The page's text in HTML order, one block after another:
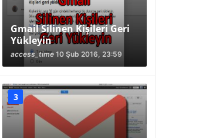
Gmail Silinen Kişileri Geri
Yükleyin
access_time 10 Şub 2016, 23:59